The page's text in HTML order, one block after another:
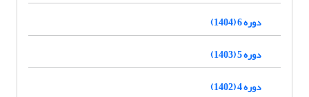
دوره 6 (1404)
دوره 5 (1403)
دوره 4 (1402)